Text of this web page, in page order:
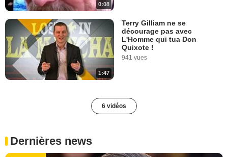
0:08
1:47
Terry Gilliam ne se
décourage pas avec
L'Homme qui tua Don
Quixote !
941 vues
6 vidéos
Dernières news